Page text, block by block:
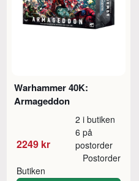
Warhammer 40K:
Armageddon
2249 kr
2 i butiken
6 på
postorder
Butiken
Postorder